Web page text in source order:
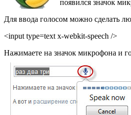
появился значок
Для ввода голосом можно сделать
<input type=text x-webkit-speech />
Нажимаете на значок микрофона и